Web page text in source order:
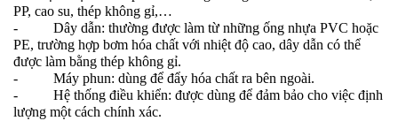
PP, cao su, thép không gỉ,…
- Dây dẫn: thường được làm từ những ống nhựa PVC hoặc
PE, trường hợp bơm hóa chất với nhiệt độ cao, dây dẫn có thể
được làm bằng thép không gỉ.
- Máy phun: dùng để đẩy hóa chất ra bên ngoài.
- Hệ thống điều khiển: được dùng để đảm bảo cho việc định
lượng một cách chính xác.